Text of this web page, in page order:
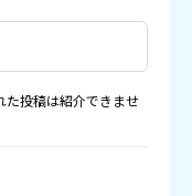
投稿は紹介できませ